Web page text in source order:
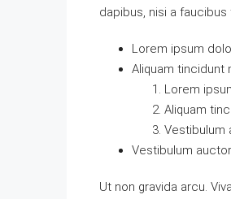
dapibus, nisi a
Lorem ipsum
Aliquam tincidunt
Lorem
Aliquam
Vestibulum
Vestibulum
Ut non gravida arcu.